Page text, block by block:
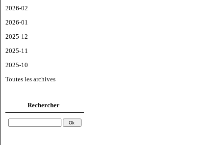
2026-02
2026-01
2025-12
2025-11
2025-10
Toutes les archives
Rechercher